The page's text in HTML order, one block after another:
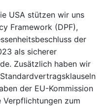
USA stützen wir uns
Framework (DPF),
der
als sicherer
Zusätzlich haben wir
der EU-Kommission
zum